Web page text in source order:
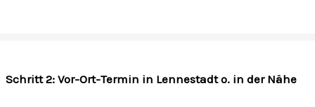
Schritt 2: Vor-Ort-Termin in Lennestadt o. in der Nähe